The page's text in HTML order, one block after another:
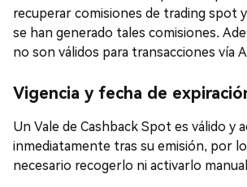
recuperar comisiones de trading spot
se han generado tales comisiones.
no son válidos para transacciones vía
Vigencia y fecha de
Un Vale de Cashback Spot es válido y
inmediatamente tras su emisión, por
necesario recogerlo ni activarlo